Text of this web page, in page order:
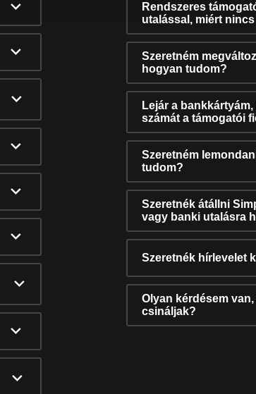
Rendszeres
utalással, miért
Szeretném
hogyan tudom?
Lejár a
számát a támogatói
Szeretném
tudom?
Szeretnék átállni
vagy banki utalásra
Szeretnék hírlevelet
Olyan kérdésem
csináljak?